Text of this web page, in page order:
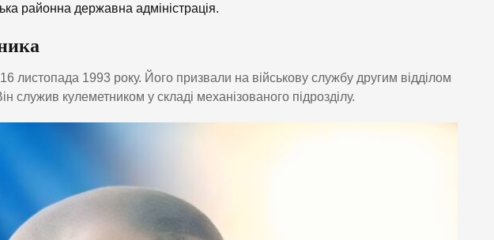
районна державна адміністрація.
листопада 1993 року. Його призвали на військову службу другим відділом
служив кулеметником у складі механізованого підрозділу.